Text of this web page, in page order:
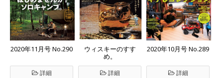
2020年11月号 No.290
詳細
ウィスキーのすす
め。
詳細
2020年10月号 No.289
詳細